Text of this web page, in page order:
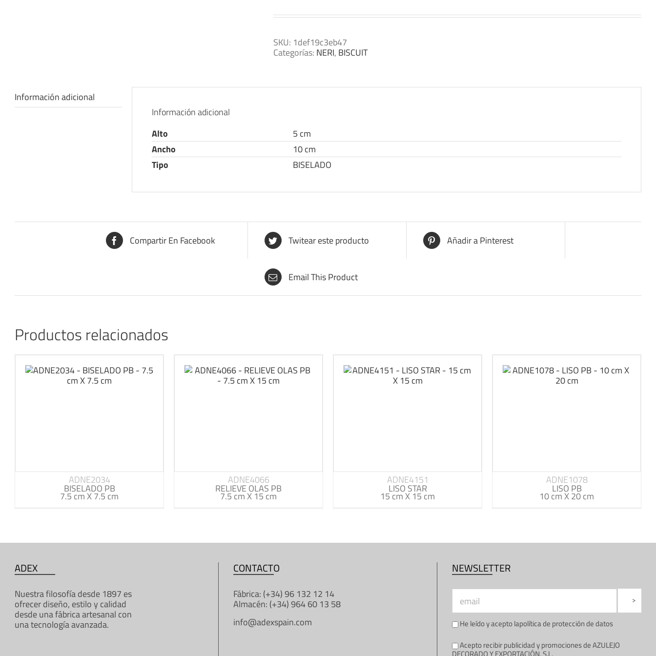
SKU: 1def19c3eb47
Categorías: NERI, BISCUIT
Información adicional
Información adicional
Alto
5 cm
Ancho
10 cm
Tipo
BISELADO
Compartir En Facebook Twitear este producto Añadir a Pinterest
Email This Product
Productos relacionados
ADNE2034
BISELADO PB
7.5 cm X 7.5 cm
ADNE4066
RELIEVE OLAS PB
7.5 cm X 15 cm
ADNE4151
LISO STAR
15 cm X 15 cm
ADNE1078
LISO PB
10 cm X 20 cm
ADEX
Nuestra filosofía desde 1897 es
ofrecer diseño, estilo y calidad
desde una fábrica artesanal con
una tecnología avanzada.
CONTACTO
Fábrica: (+34) 96 132 12 14
Almacén: (+34) 964 60 13 58
info@adexspain.com
NEWSLETTER
He leído y acepto lapolítica de protección de datos
Acepto recibir publicidad y promociones de AZULEJO